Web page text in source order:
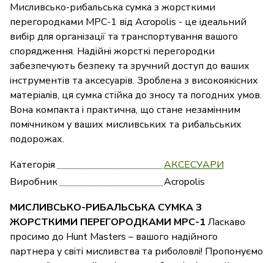
Мисливсько-рибальська сумка з жорсткими
перегородками МРС-1 від Acropolis - це ідеальний
вибір для організації та транспортування вашого
спорядження. Надійні жорсткі перегородки
забезпечують безпеку та зручний доступ до ваших
інструментів та аксесуарів. Зроблена з високоякісних
матеріалів, ця сумка стійка до зносу та погодних умов.
Вона компакта і практична, що стане незамінним
помічником у ваших мисливських та рибальських
подорожах.
Категорія
АКСЕСУАРИ
Виробник
Acropolis
МИСЛИВСЬКО-РИБАЛЬСЬКА СУМКА З
ЖОРСТКИМИ ПЕРЕГОРОДКАМИ МРС-1 Ласкаво
просимо до Hunt Masters – вашого надійного
партнера у світі мисливства та риболовлі! Пропонуємо